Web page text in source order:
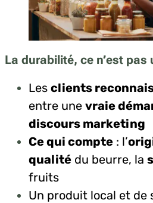
La durabilité, ce n’est pas
Les clients
entre une vraie
discours marketing
Ce qui compte : l’
qualité du beurre, la
fruits
Un produit local et de